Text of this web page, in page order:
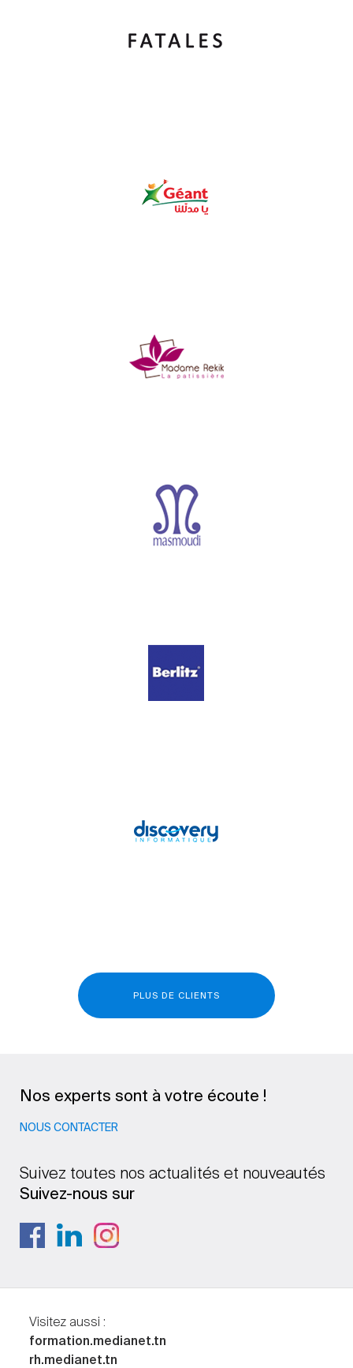
PLUS DE CLIENTS
Nos experts sont à votre écoute !
NOUS CONTACTER
Suivez toutes nos actualités et nouveautés
Suivez-nous sur
Visitez aussi :
formation.medianet.tn
rh.medianet.tn